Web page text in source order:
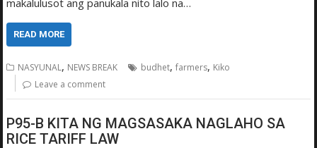
makalulusot ang panukala nito lalo na…
READ MORE
NASYUNAL, NEWS BREAK budhet,farmers, Kiko
Leave a comment
P95-B KITA NG MAGSASAKA NAGLAHO SA
RICE TARIFF LAW